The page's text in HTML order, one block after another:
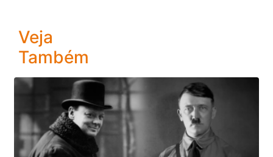
Veja
Também